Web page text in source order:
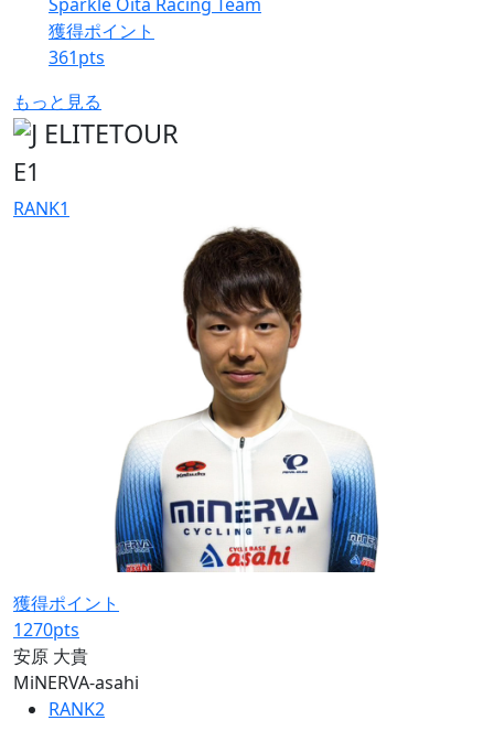
獲得ポイント
361pts
もっと見る
E1
RANK1
獲得ポイント
1270pts
安原 大貴
MiNERVA-asahi
RANK2